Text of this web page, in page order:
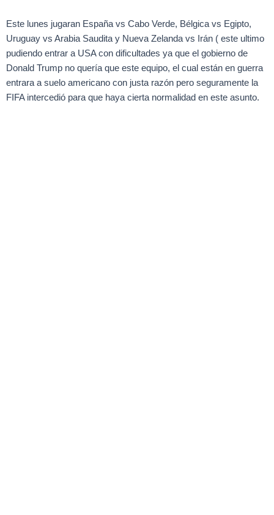
Este lunes jugaran España vs Cabo Verde, Bélgica vs Egipto,
Uruguay vs Arabia Saudita y Nueva Zelanda vs Irán ( este ultimo
pudiendo entrar a USA con dificultades ya que el gobierno de
Donald Trump no quería que este equipo, el cual están en guerra
entrara a suelo americano con justa razón pero seguramente la
FIFA intercedió para que haya cierta normalidad en este asunto.